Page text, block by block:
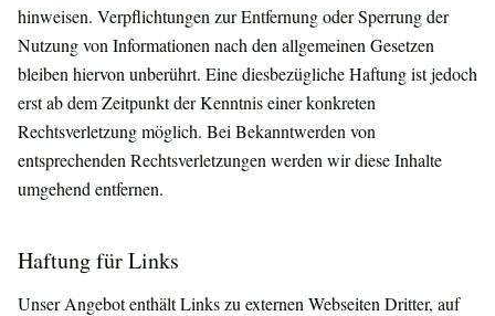
hinweisen. Verpflichtungen zur Entfernung oder Sperrung der
Nutzung von Informationen nach den allgemeinen Gesetzen
bleiben hiervon unberührt. Eine diesbezügliche Haftung ist jedoch
erst ab dem Zeitpunkt der Kenntnis einer konkreten
Rechtsverletzung möglich. Bei Bekanntwerden von
entsprechenden Rechtsverletzungen werden wir diese Inhalte
umgehend entfernen.
Haftung für Links
Unser Angebot enthält Links zu externen Webseiten Dritter, auf